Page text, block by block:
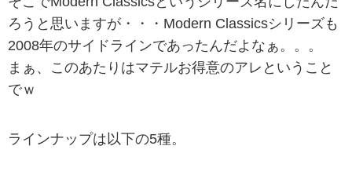
ろうと思いますが・・・Modern Classicsシリーズも
2008年のサイドラインであったんだよなぁ。。。
まぁ、このあたりはマテルお得意のアレということ
でｗ
ラインナップは以下の5種。